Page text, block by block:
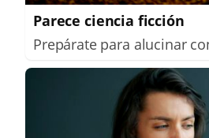
Parece ciencia ficción
Prepárate para alucinar